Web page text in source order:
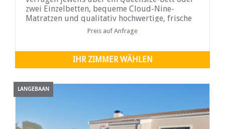
zwei Einzelbetten, bequeme Cloud-Nine-
Matratzen und qualitativ hochwertige, frische
Bettwäsche. Der Preis beinhaltet den Eintritt in
das Naturschutzgebiet Cape Columbine.
Preis auf Anfrage
IHR ZIMMER WÄHLEN
LANGEBAAN